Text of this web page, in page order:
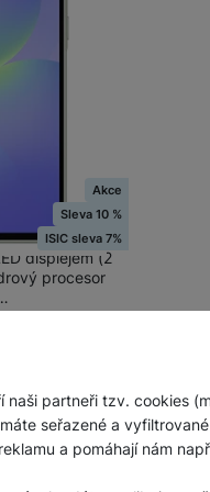
partneři tzv. cookies
seřazené a
a pomáhají nám
Light Green
Akce
Sleva 10 %
ISIC sleva 7%
displejem (2
procesor